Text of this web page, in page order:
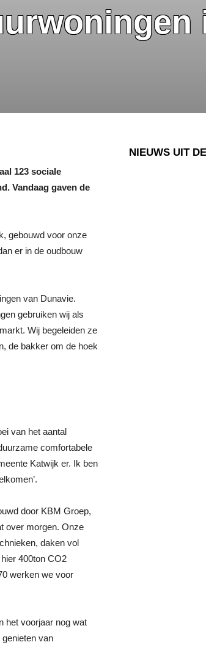
123 sociale
Vandaag gaven de
gebouwd voor onze
er in de oudbouw
van Dunavie.
gebruiken wij als
Wij begeleiden ze
de bakker om de hoek
van het aantal
comfortabele
Katwijk er. Ik ben
door KBM Groep,
over morgen. Onze
daken vol
400ton CO2
werken we voor
het voorjaar nog wat
van
NIEUWS UIT